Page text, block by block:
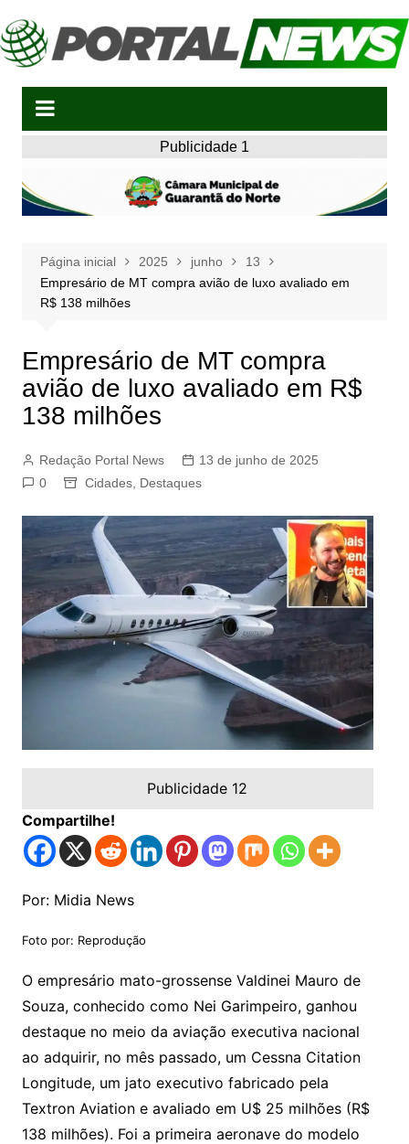
para
o
Publicidade 1
Página inicial 2025 junho
13
Empresário de MT compra avião de luxo avaliado em
R$ 138 milhões
Empresário de MT compra
avião de luxo avaliado em R$
138 milhões
Redação Portal News
13 de junho de 2025
0
Cidades, Destaques
Publicidade 12
Compartilhe!
Por: Midia News
Foto por: Reprodução
O empresário mato-grossense Valdinei Mauro de
Souza, conhecido como Nei Garimpeiro, ganhou
destaque no meio da aviação executiva nacional
ao adquirir, no mês passado, um Cessna Citation
Longitude, um jato executivo fabricado pela
Textron Aviation e avaliado em U$ 25 milhões (R$
138 milhões). Foi a primeira aeronave do modelo